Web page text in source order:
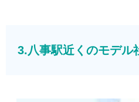
3.八事駅近くのモデル